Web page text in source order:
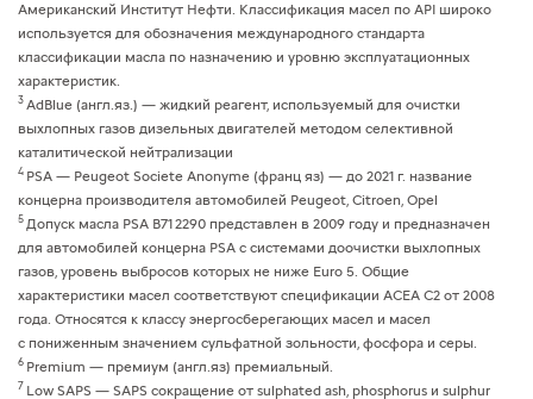
Американский Институт Нефти. Классификация масел по API широко
используется для обозначения международного стандарта
классификации масла по назначению и уровню эксплуатационных
характеристик.
3 AdBlue (англ.яз.) — жидкий реагент, используемый для очистки
выхлопных газов дизельных двигателей методом селективной
каталитической нейтрализации
4 PSA — Peugeot Societe Anonyme (франц яз) — до 2021 г. название
концерна производителя автомобилей Peugeot, Citroen, Opel
5 Допуск масла PSA B71 2290 представлен в 2009 году и предназначен
для автомобилей концерна PSA c системами доочистки выхлопных
газов, уровень выбросов которых не ниже Euro 5. Общие
характеристики масел соответствуют спецификации ACEA C2 от 2008
года. Относятся к классу энергосберегающих масел и масел
с пониженным значением сульфатной зольности, фосфора и серы.
6 Premium — премиум (англ.яз) премиальный.
7 Low SAPS — SAPS сокращение от sulphated ash, phosphorus и sulphur